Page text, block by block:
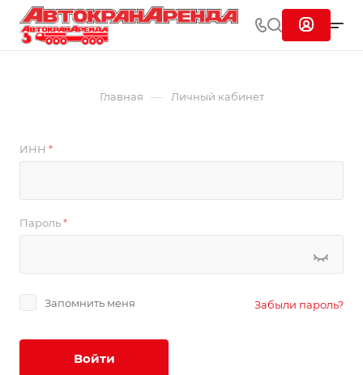
Главная — Личный кабинет
ИНН *
Пароль*
Запомнить меня Забыли пароль?
Войти